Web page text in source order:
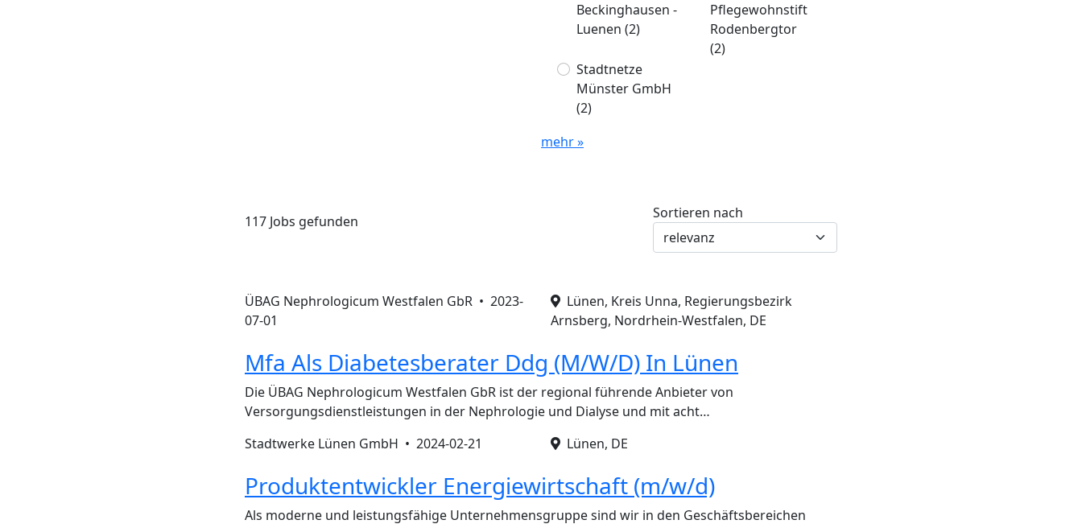
Beckinghausen -
Luenen (2)
Pflegewohnstift
Rodenbergtor
(2)
Stadtnetze
Münster GmbH
(2)
mehr »
117 Jobs gefunden Sortieren nach
ÜBAG Nephrologicum Westfalen GbR • 2023-
07-01
Lünen, Kreis Unna, Regierungsbezirk
Arnsberg, Nordrhein-Westfalen, DE
Mfa Als Diabetesberater Ddg (M/W/D) In Lünen
Die ÜBAG Nephrologicum Westfalen GbR ist der regional führende Anbieter von
Versorgungsdienstleistungen in der Nephrologie und Dialyse und mit acht…
Stadtwerke Lünen GmbH • 2024-02-21 Lünen, DE
Produktentwickler Energiewirtschaft (m/w/d)
Als moderne und leistungsfähige Unternehmensgruppe sind wir in den Geschäftsbereichen